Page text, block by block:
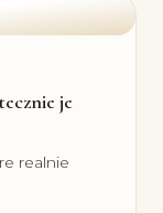
je
realnie